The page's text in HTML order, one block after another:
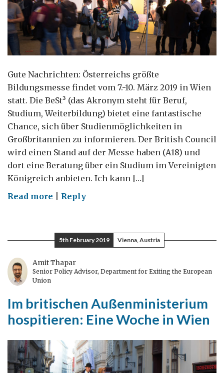
Gute Nachrichten: Österreichs größte
Bildungsmesse findet vom 7.-10. März 2019 in Wien
statt. Die BeSt³ (das Akronym steht für Beruf,
Studium, Weiterbildung) bietet eine fantastische
Chance, sich über Studienmöglichkeiten in
Großbritannien zu informieren. Der British Council
wird einen Stand auf der Messe haben (A18) und
dort eine Beratung über ein Studium im Vereinigten
Königreich anbieten. Ich kann […]
Read more on
britische
Bildung
die
BeSte?
Sie
Reply
5th February 2019 Vienna, Austria
Amit Thapar
Senior Policy Advisor, Department for Exiting the European
Union
Im britischen Außenministerium
hospitieren: Eine Woche in Wien